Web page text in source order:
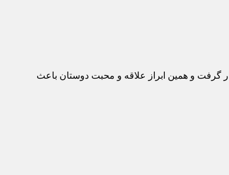
قرار گرفت و همین ابراز علاقه و محبت دوستان باعث